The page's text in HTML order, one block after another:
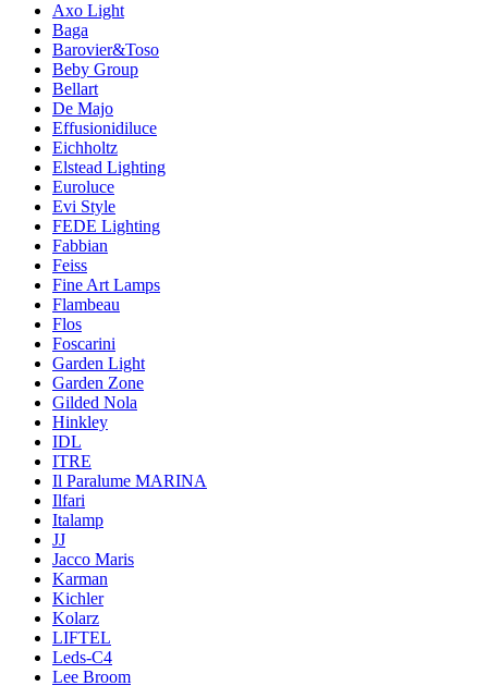
Axo Light
Baga
Barovier&Toso
Beby Group
Bellart
De Majo
Effusionidiluce
Eichholtz
Elstead Lighting
Euroluce
Evi Style
FEDE Lighting
Fabbian
Feiss
Fine Art Lamps
Flambeau
Flos
Foscarini
Garden Light
Garden Zone
Gilded Nola
Hinkley
IDL
ITRE
Il Paralume MARINA
Ilfari
Italamp
JJ
Jacco Maris
Karman
Kichler
Kolarz
LIFTEL
Leds-C4
Lee Broom